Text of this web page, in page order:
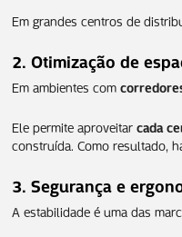
Em grandes centros de
2. Otimização de
Em ambientes com
Ele permite aproveitarcada
construída. Como resultado,
3. Segurança e
A estabilidade é uma das